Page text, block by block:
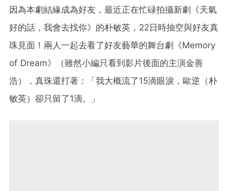
因為本劇結緣成為好友，最近正在忙碌拍攝新劇《天氣
好的話，我會去找你》的朴敏英，22日時抽空與好友真
珠見面！兩人一起去看了好友藝華的舞台劇《Memory
of Dream》（雖然小編只看到影片後面的主演金善
浩），真珠還打著：「我大概流了15滴眼淚，歐逆（朴
敏英）卻只留了1滴。」